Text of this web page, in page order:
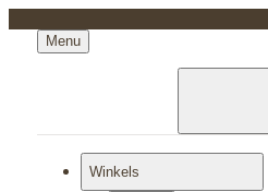
Menu
Winkels